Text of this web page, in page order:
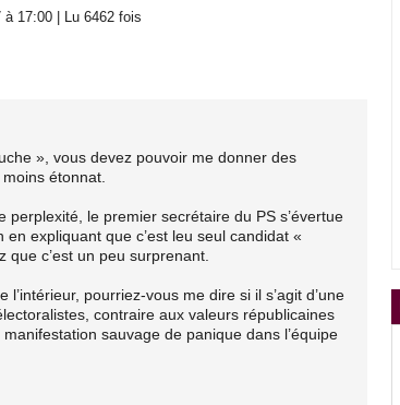
à 17:00 | Lu 6462 fois
», vous devez pouvoir me donner des
étonnat.
le premier secrétaire du PS s’évertue
expliquant que c’est leu seul candidat «
que c’est un peu surprenant.
pourriez-vous me dire si il s’agit d’une
contraire aux valeurs républicaines
sauvage de panique dans l’équipe